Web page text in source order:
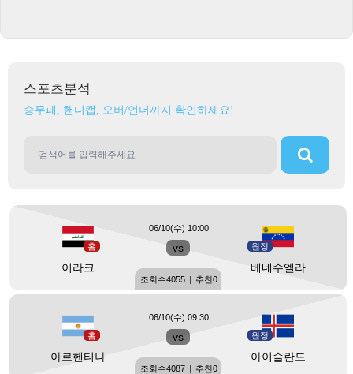
스포츠분석
승무패, 핸디캡, 오버/언더까지 확인하세요!
홈
이라크
vs 원정
베네수엘라
06/10(수) 10:00
조회수4055 | 추천0
홈
아르헨티나
vs 원정
아이슬란드
06/10(수) 09:30
조회수4087 | 추천0